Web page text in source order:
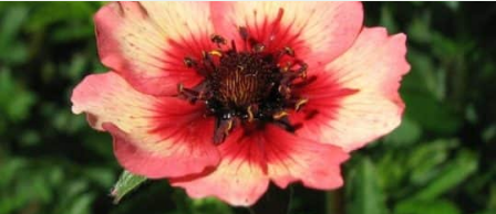
NYHETER
ARTIKLER
OM PLANTEPORTALEN